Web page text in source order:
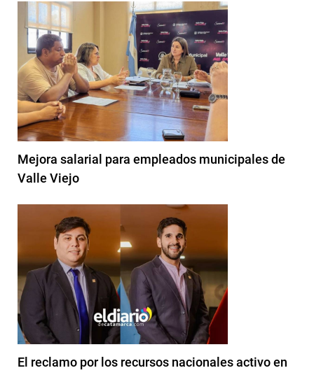
Mejora salarial para empleados municipales de
Valle Viejo
El reclamo por los recursos nacionales activo en